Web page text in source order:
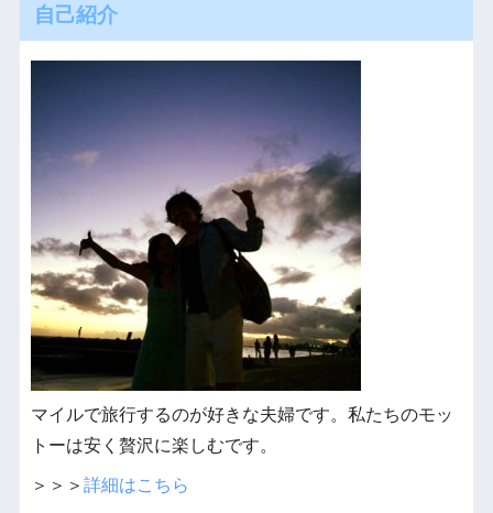
自己紹介
マイルで旅行するのが好きな夫婦です。私たちのモッ
トーは安く贅沢に楽しむです。
＞＞＞ 詳細はこちら